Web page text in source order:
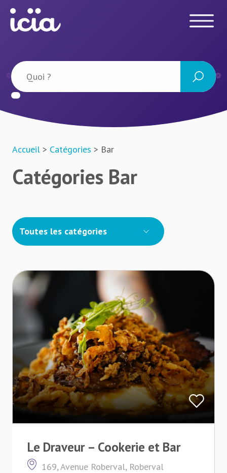
Accueil > Catégories > Bar
Catégories Bar
Toutes les catégories
Le Draveur – Cookerie et Bar
169, Avenue Roberval, Roberval